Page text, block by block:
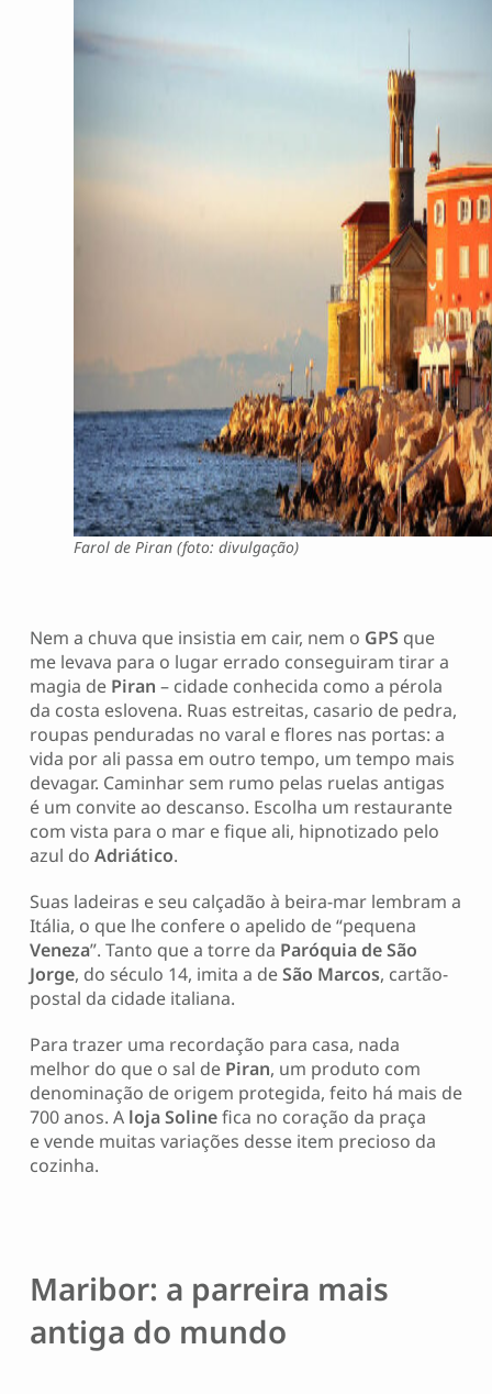
Farol de Piran (foto: divulgação)
Nem a chuva que insistia em cair, nem o GPS que
me levava para o lugar errado conseguiram tirar a
magia de Piran – cidade conhecida como a pérola
da costa eslovena. Ruas estreitas, casario de pedra,
roupas penduradas no varal e flores nas portas: a
vida por ali passa em outro tempo, um tempo mais
devagar. Caminhar sem rumo pelas ruelas antigas
é um convite ao descanso. Escolha um restaurante
com vista para o mar e fique ali, hipnotizado pelo
azul do Adriático.
Suas ladeiras e seu calçadão à beira-mar lembram a
Itália, o que lhe confere o apelido de “pequena
Veneza”. Tanto que a torre da Paróquia de São
Jorge, do século 14, imita a deSão Marcos, cartão-
postal da cidade italiana.
Para trazer uma recordação para casa, nada
melhor do que o sal de Piran, um produto com
denominação de origem protegida, feito há mais de
700 anos. A loja Solinefica no coração da praça
e vende muitas variações desse item precioso da
cozinha.
Maribor: a parreira mais
antiga do mundo